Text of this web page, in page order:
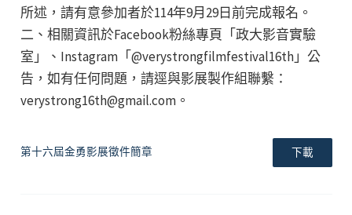
所述，請有意參加者於114年9月29日前完成報名。
二、相關資訊於Facebook粉絲專頁「政大影音實驗
室」、Instagram「@verystrongfilmfestival16th」公
告，如有任何問題，請逕與影展製作組聯繫：
verystrong16th@gmail.com。
第十六屆金勇影展徵件簡章 下載